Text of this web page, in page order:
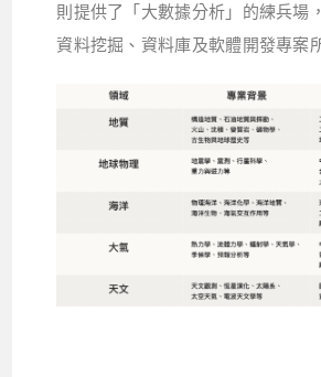
則提供了「大數據分析」的練兵場
資料挖掘、資料庫及軟體開發專案